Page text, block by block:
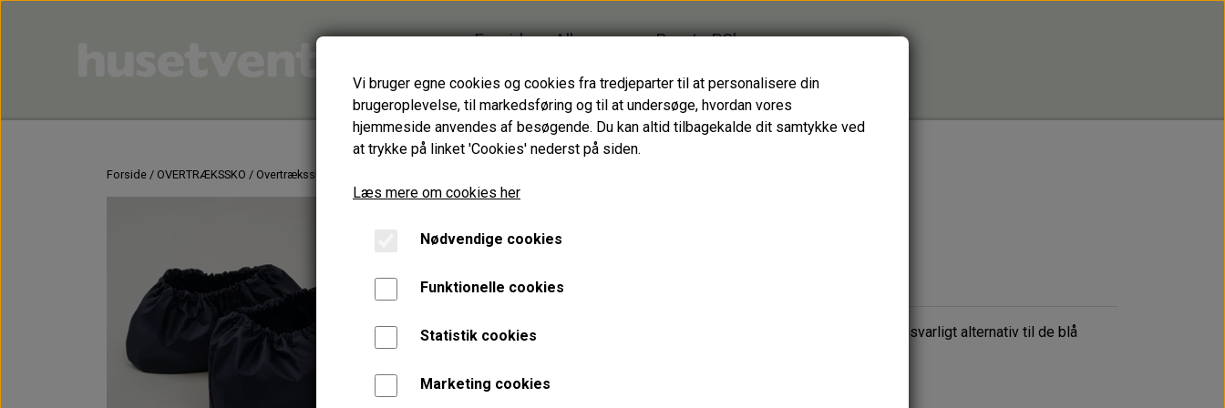
Forside Alle varer
HJÆLPEMIDLER
HAGESMÆKKE standardfarver
HAGESMÆKKE specialfarver & mønstre
SPISESTYKKER
ANDRE HJÆLPEMIDLER
GENBRUGT IT
STATIONÆRE
Brugte PC'er
Firmagaver
Glasprodukter
Forside OVERTRÆKSSKO Overtrækssko i str. S
Varenummer: 5201300
Praktiske og genanvendelige overtrækssko - et miljøvenligt og socialt ansvarligt alternativ til de blå
Str. S bruges til skostørrelser ml. str. 27 og 35.
Vi bruger egne cookies og cookies fra tredjeparter til at personalisere din
brugeroplevelse, til markedsføring og til at undersøge, hvordan vores
hjemmeside anvendes af besøgende. Du kan altid tilbagekalde dit samtykke ved
at trykke på linket 'Cookies' nederst på siden.
Læs mere om cookies her
Nødvendige cookies
Funktionelle cookies
Statistik cookies
Marketing cookies